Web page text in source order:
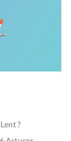
?